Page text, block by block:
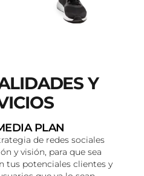
Y
PLAN
de redes sociales
y visión, para que sea
tus potenciales clientes y